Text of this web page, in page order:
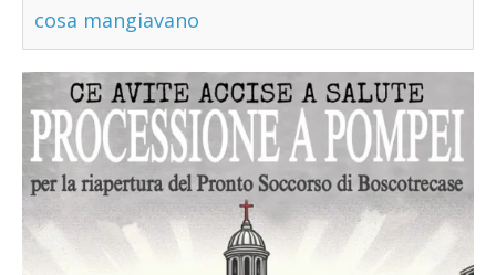
cosa mangiavano